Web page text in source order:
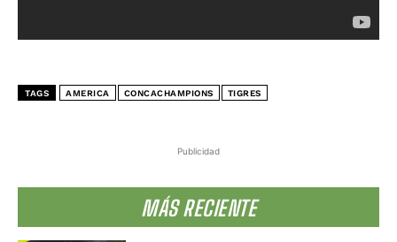
Publicidad
MÁS RECIENTE
TAGS AMERICA CONCACHAMPIONS TIGRES